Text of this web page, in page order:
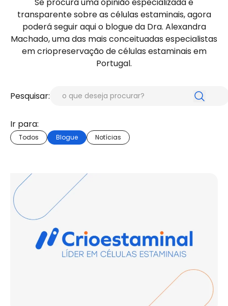
transparente sobre as células estaminais, agora
poderá seguir aqui o blogue da Dra. Alexandra
Machado, uma das mais conceituadas especialistas
em criopreservação de células estaminais em
Portugal.
Pesquisar:
Ir para:
Todos Blogue Notícias